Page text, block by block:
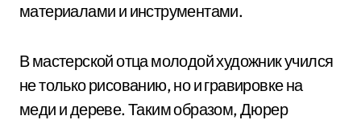
материалами и инструментами.
В мастерской отца молодой художник учился
не только рисованию, но и гравировке на
меди и дереве. Таким образом, Дюрер